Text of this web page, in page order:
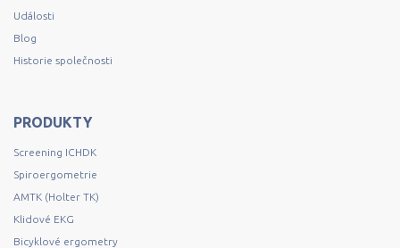
Události
Blog
Historie společnosti
PRODUKTY
Screening ICHDK
Spiroergometrie
AMTK (Holter TK)
Klidové EKG
Bicyklové ergometry